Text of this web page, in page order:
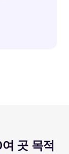
곳 목적